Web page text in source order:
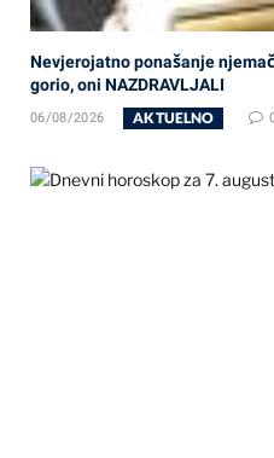
Nevjerojatno ponašanje
gorio, oni NAZDRAVLJALI
06/08/2026 AKTUELNO